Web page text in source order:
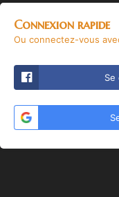
Connexion rapide
Ou connectez-vous
Se